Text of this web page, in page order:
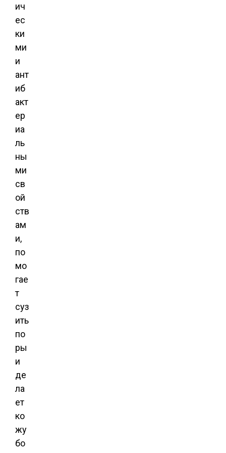
ич
ес
ки
ми
и
ант
иб
акт
ер
иа
ль
ны
ми
св
ой
ств
ам
и,
по
мо
гае
т
суз
ить
по
ры
и
де
ла
ет
ко
жу
бо